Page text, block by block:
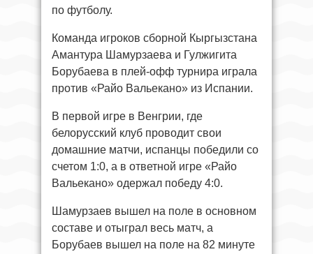
по футболу.
Команда игроков сборной Кыргызстана
Амантура Шамурзаева и Гулжигита
Борубаева в плей-офф турнира играла
против «Райо Вальекано» из Испании.
В первой игре в Венгрии, где
белорусский клуб проводит свои
домашние матчи, испанцы победили со
счетом 1:0, а в ответной игре «Райо
Вальекано» одержал победу 4:0.
Шамурзаев вышел на поле в основном
составе и отыграл весь матч, а
Борубаев вышел на поле на 82 минуте